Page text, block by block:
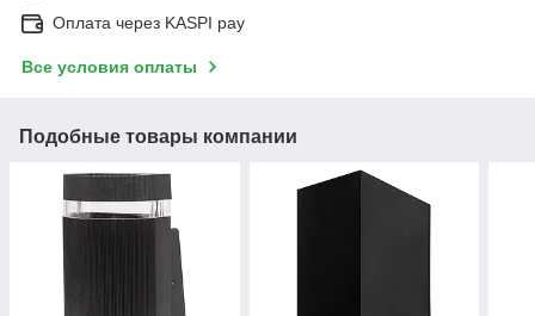
Оплата через KASPI pay
Все условия оплаты
Подобные товары компании